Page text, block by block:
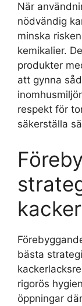
När
nödvändig
minska
kemikalier.
produkter
att gynna
respekt för
säkerställa
bästa
rigorös
öppningar